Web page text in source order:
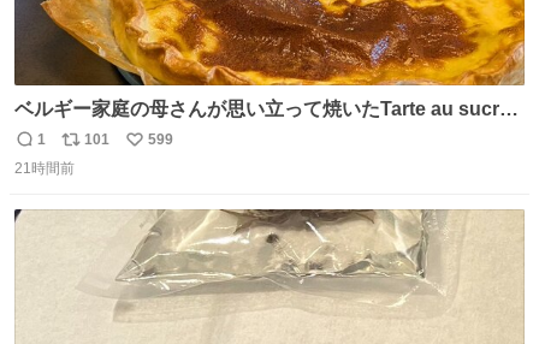
ベルギー家庭の母さんが思い立って焼いたTarte au sucre
は「砂糖のケーキ」。パイ生地に砂糖をたっぷり振りか
け、クリームと卵の液を注いで焼くだけ。溶けた砂糖はね
ギーのだよ」というこれ、素朴な焼菓子に見えてナポレオ
ン戦争の歴史があった。
返
信
1
リ
ポ
101
い
数
599
21時間前